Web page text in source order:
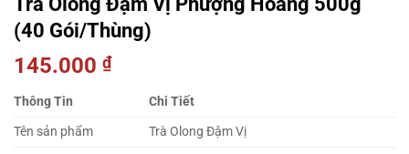
(40 Gói/Thùng)
145.000 ₫
Thông Tin
Chi Tiết
Tên sản phẩm
Trà Olong Đậm Vị